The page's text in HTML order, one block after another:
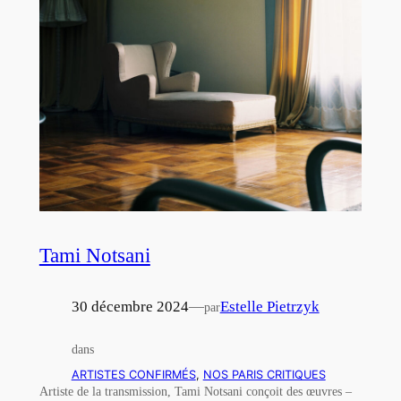
Tami Notsani
30 décembre 2024—parEstelle Pietrzyk
dans
ARTISTES CONFIRMÉS, NOS PARIS CRITIQUES
Artiste de la transmission, Tami Notsani conçoit des œuvres –